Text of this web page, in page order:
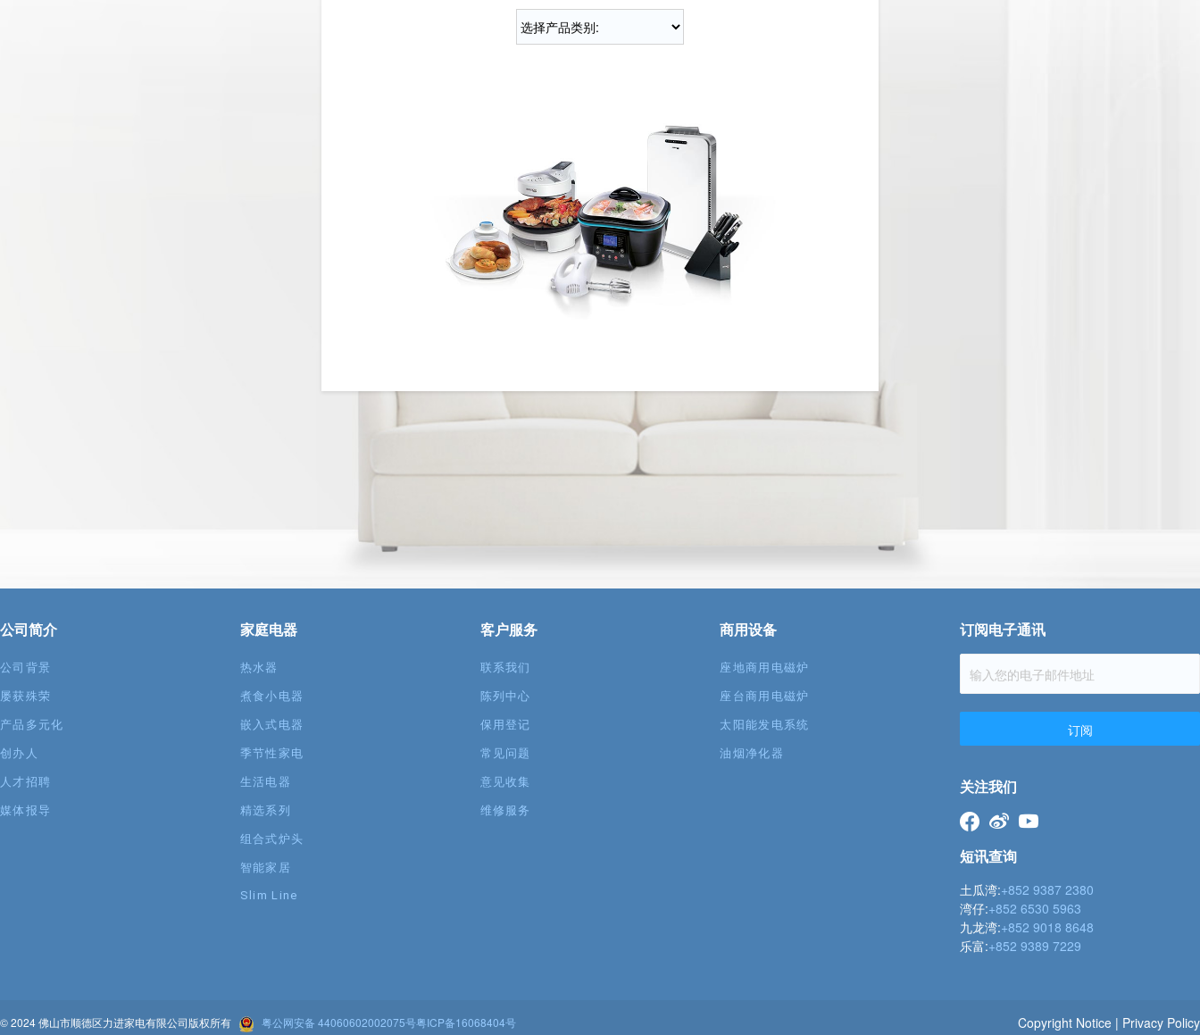
公司简介
公司背景
屡获殊荣
产品多元化
创办人
人才招聘
媒体报导
家庭电器
热水器
煮食小电器
嵌入式电器
季节性家电
生活电器
精选系列
组合式炉头
智能家居
Slim Line
客户服务
联系我们
陈列中心
保用登记
常见问题
意见收集
维修服务
商用设备
座地商用电磁炉
座台商用电磁炉
太阳能发电系统
油烟净化器
订阅电子通讯
订阅
关注我们
短讯查询
土瓜湾:+852 9387 2380
湾仔:+852 6530 5963
九龙湾:+852 9018 8648
乐富:+852 9389 7229
© 2024 佛山市顺德区力进家电有限公司版权所有 粤公网安备 44060602002075号粤ICP备16068404号 Copyright Notice | Privacy Policy